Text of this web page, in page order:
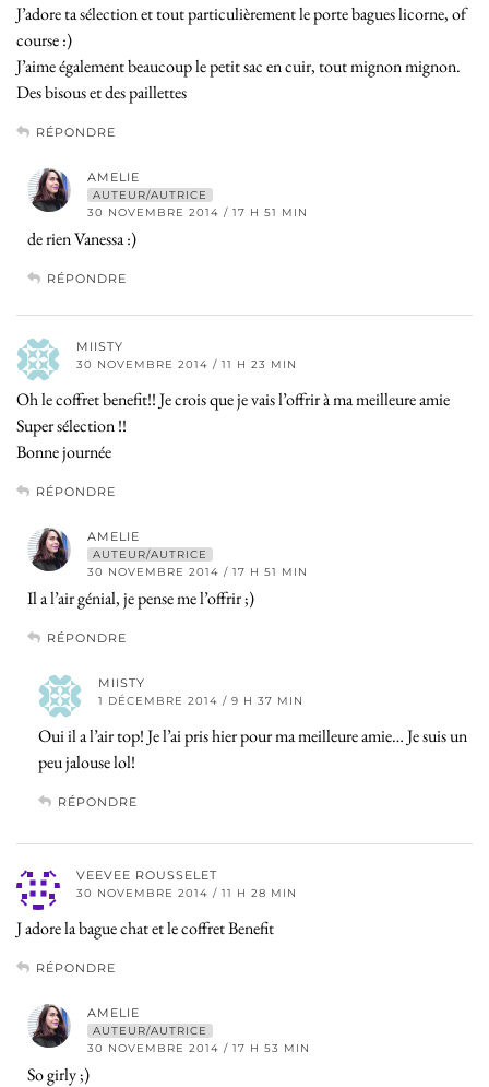
J’adore ta sélection et tout particulièrement le porte bagues licorne, of
course :)
J’aime également beaucoup le petit sac en cuir, tout mignon mignon.
Des bisous et des paillettes
RÉPONDRE
AMELIE
AUTEUR/AUTRICE
30 NOVEMBRE 2014 / 17 H 51 MIN
de rien Vanessa :)
RÉPONDRE
MIISTY
30 NOVEMBRE 2014 / 11 H 23 MIN
Oh le coffret benefit!! Je crois que je vais l’offrir à ma meilleure amie
Super sélection !!
Bonne journée
RÉPONDRE
AMELIE
AUTEUR/AUTRICE
30 NOVEMBRE 2014 / 17 H 51 MIN
Il a l’air génial, je pense me l’offrir ;)
RÉPONDRE
MIISTY
1 DÉCEMBRE 2014 / 9 H 37 MIN
Oui il a l’air top! Je l’ai pris hier pour ma meilleure amie… Je suis un
peu jalouse lol!
RÉPONDRE
VEEVEE ROUSSELET
30 NOVEMBRE 2014 / 11 H 28 MIN
J adore la bague chat et le coffret Benefit
RÉPONDRE
AMELIE
AUTEUR/AUTRICE
30 NOVEMBRE 2014 / 17 H 53 MIN
So girly ;)